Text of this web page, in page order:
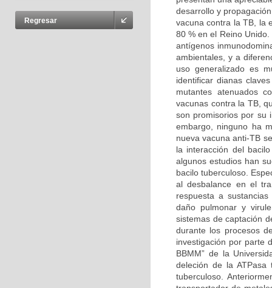
Regresar
desarrollo y
vacuna contra la TB, la
80 % en el Reino
antígenos
ambientales, y a
uso generalizado es
identificar dianas
mutantes atenuados
vacunas contra la TB,
son promisorios por su
embargo, ninguno ha
nueva vacuna anti-TB
la interacción del
algunos estudios han
bacilo tuberculoso.
al desbalance en el
respuesta a
daño pulmonar y
sistemas de captación
durante los procesos
investigación por parte
BBMM” de la
deleción de la ATPasa
tuberculoso.